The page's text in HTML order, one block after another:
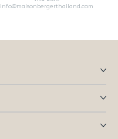
info@maisonbergerthailand.com